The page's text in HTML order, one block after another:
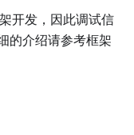
开发，因此调试信
的介绍请参考框架